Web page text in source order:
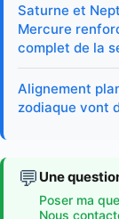
Saturne et
Mercure
complet de la
Alignement
zodiaque vont
💬 Une
Poser ma
Nous